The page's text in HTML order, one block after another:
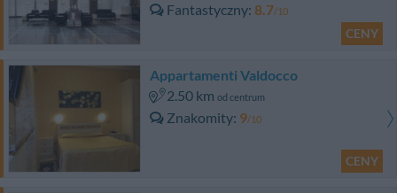
Fantastyczny 8.7/10
CENY
Appartamenti Valdocco
2.50 km od centrum
Znakomity 9/10
CENY